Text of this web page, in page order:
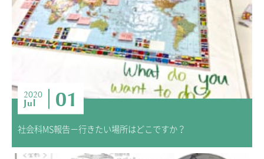
2020
Jul 01
社会科MS報告－行きたい場所はどこですか？